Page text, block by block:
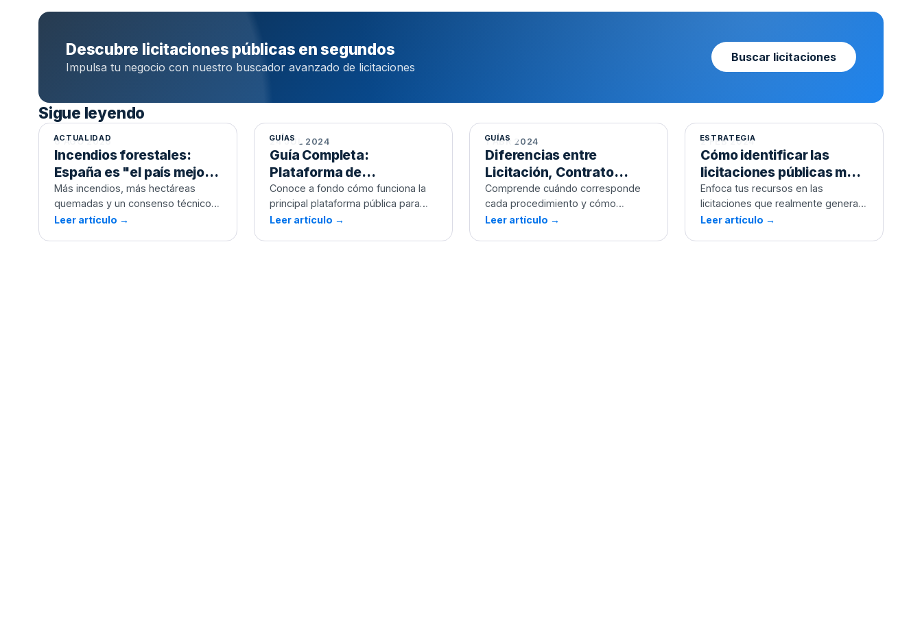
Descubre licitaciones públicas en segundos
Impulsa tu negocio con nuestro buscador avanzado de licitaciones
Buscar licitaciones
Sigue leyendo
ACTUALIDAD
6 AGO 2026
Incendios forestales:
España es "el país mejor
preparado del mundo",
pero ¿se invierte cada
vez menos y peor?
Más incendios, más hectáreas
quemadas y un consenso técnico
que pide prevención. Analizamos
Leer artículo →
GUÍAS
Plataforma de
Contratación del Estado
24 JUL 2024
Guía Completa:
Plataforma de
Contratación del Estado
Conoce a fondo cómo funciona la
principal plataforma pública para
gestionar licitaciones en España.
Leer artículo →
GUÍAS
Licitación, Contrato
Menor y Consulta Previa
1 ABR 2024
Diferencias entre
Licitación, Contrato
Menor y Consulta Previa
Comprende cuándo corresponde
cada procedimiento y cómo
aplicarlos.
Leer artículo →
ESTRATEGIA
licitaciones públicas más
rentables
2 FEB 2024
Cómo identificar las
licitaciones públicas más
rentables
Enfoca tus recursos en las
licitaciones que realmente generan
valor.
Leer artículo →